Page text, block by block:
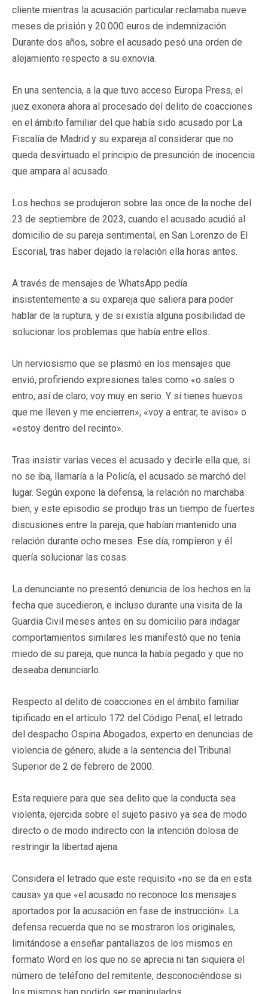
cliente mientras la acusación particular reclamaba nueve
meses de prisión y 20.000 euros de indemnización.
Durante dos años, sobre el acusado pesó una orden de
alejamiento respecto a su exnovia.
En una sentencia, a la que tuvo acceso Europa Press, el
juez exonera ahora al procesado del delito de coacciones
en el ámbito familiar del que había sido acusado por La
Fiscalía de Madrid y su expareja al considerar que no
queda desvirtuado el principio de presunción de inocencia
que ampara al acusado.
Los hechos se produjeron sobre las once de la noche del
23 de septiembre de 2023, cuando el acusado acudió al
domicilio de su pareja sentimental, en San Lorenzo de El
Escorial, tras haber dejado la relación ella horas antes.
A través de mensajes de WhatsApp pedía
insistentemente a su expareja que saliera para poder
hablar de la ruptura, y de si existía alguna posibilidad de
solucionar los problemas que había entre ellos.
Un nerviosismo que se plasmó en los mensajes que
envió, profiriendo expresiones tales como «o sales o
entro, así de claro; voy muy en serio. Y si tienes huevos
que me lleven y me encierren», «voy a entrar, te aviso» o
«estoy dentro del recinto».
Tras insistir varias veces el acusado y decirle ella que, si
no se iba, llamaría a la Policía, el acusado se marchó del
lugar. Según expone la defensa, la relación no marchaba
bien, y este episodio se produjo tras un tiempo de fuertes
discusiones entre la pareja, que habían mantenido una
relación durante ocho meses. Ese día, rompieron y él
quería solucionar las cosas.
La denunciante no presentó denuncia de los hechos en la
fecha que sucedieron, e incluso durante una visita de la
Guardia Civil meses antes en su domicilio para indagar
comportamientos similares les manifestó que no tenía
miedo de su pareja, que nunca la había pegado y que no
deseaba denunciarlo.
Respecto al delito de coacciones en el ámbito familiar
tipificado en el artículo 172 del Código Penal, el letrado
del despacho Ospina Abogados, experto en denuncias de
violencia de género, alude a la sentencia del Tribunal
Superior de 2 de febrero de 2000.
Esta requiere para que sea delito que la conducta sea
violenta, ejercida sobre el sujeto pasivo ya sea de modo
directo o de modo indirecto con la intención dolosa de
restringir la libertad ajena.
Considera el letrado que este requisito «no se da en esta
causa» ya que «el acusado no reconoce los mensajes
aportados por la acusación en fase de instrucción». La
defensa recuerda que no se mostraron los originales,
limitándose a enseñar pantallazos de los mismos en
formato Word en los que no se aprecia ni tan siquiera el
número de teléfono del remitente, desconociéndose si
los mismos han podido ser manipulados.